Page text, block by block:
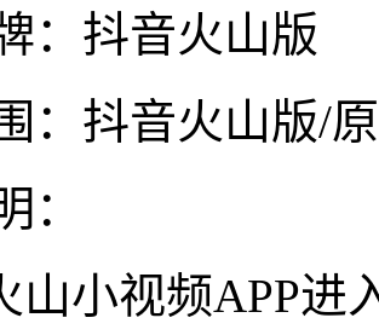
：抖音火山版
：抖音火山版/
：
山小视频APP进